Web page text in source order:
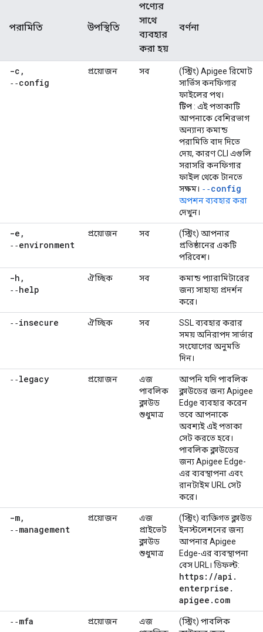
পরামিতি উপস্থিতি
পণ্যের
সাথে
ব্যবহার
করা হয়
বর্ণনা
-c ,
‑‑config
প্রয়োজন সব
(স্ট্রিং) Apigee রিমোট
সার্ভিস কনফিগার
ফাইলের পথ।
টিপ: এই পতাকাটি
আপনাকে বেশিরভাগ
অন্যান্য কমান্ড
পরামিতি বাদ দিতে
দেয়, কারণ CLI এগুলি
সরাসরি কনফিগার
ফাইল থেকে টানতে
সক্ষম। ‑‑config
অপশন ব্যবহার করা
দেখুন।
-e ,
‑‑environment
প্রয়োজন সব
(স্ট্রিং) আপনার
প্রতিষ্ঠানের একটি
পরিবেশ।
-h ,
‑‑help
ঐচ্ছিক সব
কমান্ড প্যারামিটারের
জন্য সাহায্য প্রদর্শন
করে।
‑‑insecure ঐচ্ছিক সব
SSL ব্যবহার করার
সময় অনিরাপদ সার্ভার
সংযোগের অনুমতি
দিন।
‑‑legacy প্রয়োজন
এজ
পাবলিক
ক্লাউড
শুধুমাত্র
আপনি যদি পাবলিক
ক্লাউডের জন্য Apigee
Edge ব্যবহার করেন
তবে আপনাকে
অবশ্যই এই পতাকা
সেট করতে হবে।
পাবলিক ক্লাউডের
জন্য Apigee Edge-
এর ব্যবস্থাপনা এবং
রানটাইম URL সেট
করে।
-m,
‑‑management
প্রয়োজন
এজ
প্রাইভেট
ক্লাউড
শুধুমাত্র
(স্ট্রিং) ব্যক্তিগত ক্লাউড
ইনস্টলেশনের জন্য
আপনার Apigee
Edge-এর ব্যবস্থাপনা
বেস URL। ডিফল্ট:
https: //api .
enterprise .
apigee . com
‑‑mfa
প্রয়োজন
এজ
(স্ট্রিং) পাবলিক